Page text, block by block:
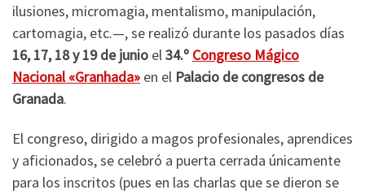
ilusiones, micromagia, mentalismo, manipulación,
cartomagia, etc.—, se realizó durante los pasados días
16, 17, 18 y 19 de junio el34.º Congreso Mágico
Nacional «Granhada» en el Palacio de congresos de
Granada.
El congreso, dirigido a magos profesionales, aprendices
y aficionados, se celebró a puerta cerrada únicamente
para los inscritos (pues en las charlas que se dieron se